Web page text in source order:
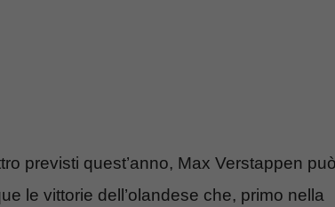
previsti quest’anno, Max Verstappen può
le vittorie dell’olandese che, primo nella